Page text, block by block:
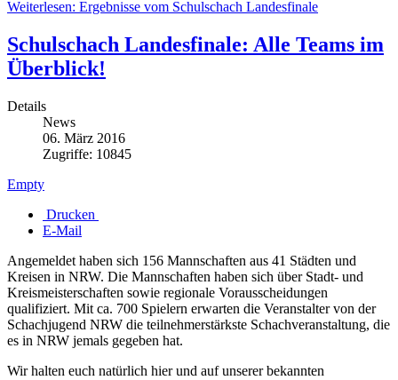
Weiterlesen: Ergebnisse vom Schulschach Landesfinale
Schulschach Landesfinale: Alle Teams im
Überblick!
Details
News
06. März 2016
Zugriffe: 10845
Empty
Drucken
E-Mail
Angemeldet haben sich 156 Mannschaften aus 41 Städten und
Kreisen in NRW. Die Mannschaften haben sich über Stadt- und
Kreismeisterschaften sowie regionale Vorausscheidungen
qualifiziert. Mit ca. 700 Spielern erwarten die Veranstalter von der
Schachjugend NRW die teilnehmerstärkste Schachveranstaltung, die
es in NRW jemals gegeben hat.
Wir halten euch natürlich hier und auf unserer bekannten